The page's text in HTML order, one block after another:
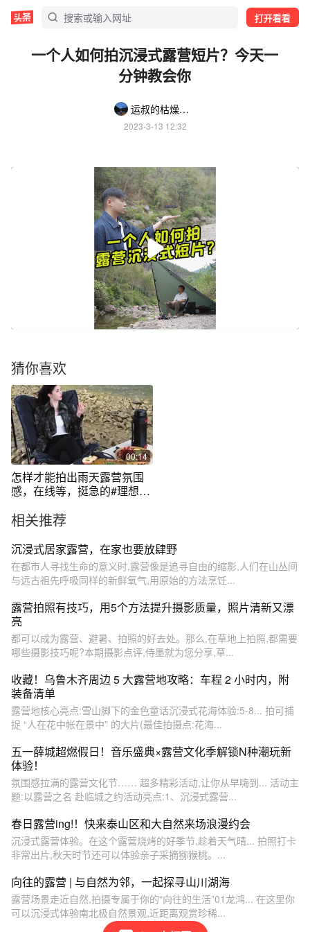
打开看看
一个人如何拍沉浸式露营短片？今天一
分钟教会你
运叔的枯燥旅行（露营自驾游）
2023-3-13 12:32
猜你喜欢
00:14
怎样才能拍出雨天露营氛围
感，在线等，挺急的#理想与
相关推荐
沉浸式居家露营，在家也要放肆野
在都市人寻找生命的意义时,露营像是追寻自由的缩影,人们在山丛间
与远古祖先呼吸同样的新鲜氧气,用原始的方法烹饪...
露营拍照有技巧，用5个方法提升摄影质量，照片清新又漂
亮
都可以成为露营、避暑、拍照的好去处。那么,在草地上拍照,都需要
哪些摄影技巧呢?本期摄影点评,侍墨就为您分享,草...
收藏！乌鲁木齐周边 5 大露营地攻略：车程 2 小时内，附
装备清单
露营地核心亮点:雪山脚下的金色童话沉浸式花海体验:5-8... 拍可捕
捉 “人在花中帐在景中” 的大片(最佳拍摄点:花海...
五一薛城超燃假日！音乐盛典×露营文化季解锁N种潮玩新
体验！
氛围感拉满的露营文化节…… 超多精彩活动,让你从早嗨到... 活动主
题:以露营之名 赴临城之约活动亮点:1、沉浸式露营...
春日露营ing!！快来泰山区和大自然来场浪漫约会
沉浸式露营体验。在这个露营烧烤的好季节,趁着天气晴... 拍照打卡
非常出片,秋天时节还可以体验亲子采摘猕猴桃。...
向往的露营 | 与自然为邻，一起探寻山川湖海
露营场景走近自然,拍摄专属于你的“向往的生活”01龙鸿... 在这里你
可以沉浸式体验南北极自然景观,近距离观赏珍稀...